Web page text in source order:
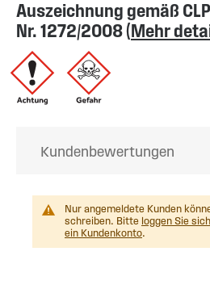
Auszeichnung gemäß
Nr. 1272/2008 (Mehr
Kundenbewertungen
Nur angemeldete Kunden
schreiben. Bitte loggen Sie sich
ein Kundenkonto.